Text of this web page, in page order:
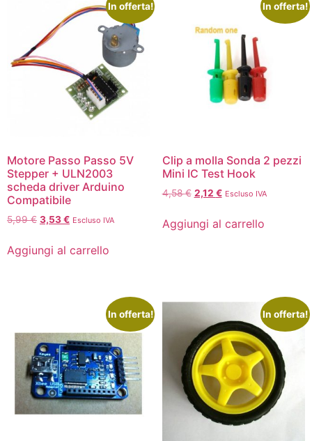
In offerta!
Motore Passo Passo 5V
Stepper + ULN2003
scheda driver Arduino
Compatibile
5,99€ 3,53€ Escluso IVA
Aggiungi al carrello
In offerta!
Clip a molla Sonda 2 pezzi
Mini IC Test Hook
4,58€ 2,12 € Escluso IVA
Aggiungi al carrello
In offerta! In offerta!